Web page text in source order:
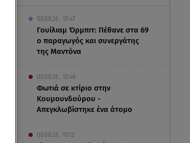
08.08.26 , 10:47
Γουίλιαμ Όρμπιτ: Πέθανε στα 69
ο παραγωγός και συνεργάτης
της Μαντόνα
08.08.26 , 10:46
Φωτιά σε κτίριο στην
Κουμουνδούρου -
Απεγκλωβίστηκε ένα άτομο
08.08.26 , 10:12